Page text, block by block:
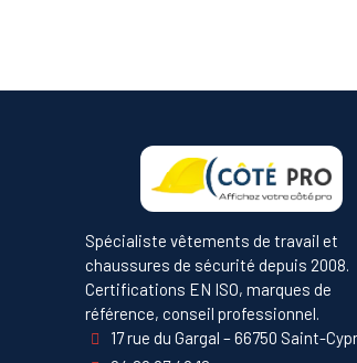
Spécialiste vêtements de travail et
chaussures de sécurité depuis 2008.
Certifications EN ISO, marques de
référence, conseil professionnel.
17 rue du Gargal – 66750 Saint-